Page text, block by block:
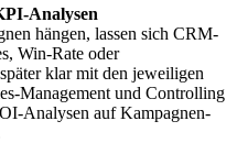
Analysen
hängen, lassen sich CRM-
Win-Rate oder
klar mit den jeweiligen
Management und Controlling
Analysen auf Kampagnen-